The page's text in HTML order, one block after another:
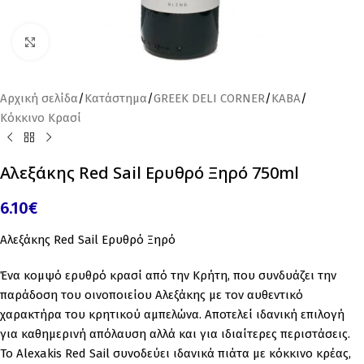
Αρχική σελίδα/Κατάστημα/GREEK DELI CORNER/ΚΑΒΑ/
Κόκκινο Κρασί
Αλεξάκης Red Sail Ερυθρό Ξηρό 750ml
6.10€
Αλεξάκης Red Sail Ερυθρό Ξηρό
Ένα κομψό ερυθρό κρασί από την Κρήτη, που συνδυάζει την
παράδοση του οινοποιείου Αλεξάκης με τον αυθεντικό
χαρακτήρα του κρητικού αμπελώνα. Αποτελεί ιδανική επιλογή
για καθημερινή απόλαυση αλλά και για ιδιαίτερες περιστάσεις.
Το Alexakis Red Sail συνοδεύει ιδανικά πιάτα με κόκκινο κρέας,